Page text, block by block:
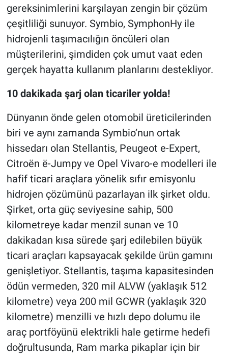
gereksinimlerini karşılayan zengin bir çözüm
çeşitliliği sunuyor. Symbio, SymphonHy ile
hidrojenli taşımacılığın öncüleri olan
müşterilerini, şimdiden çok umut vaat eden
gerçek hayatta kullanım planlarını destekliyor.
10 dakikada şarj olan ticariler yolda!
Dünyanın önde gelen otomobil üreticilerinden
biri ve aynı zamanda Symbio’nun ortak
hissedarı olan Stellantis, Peugeot e-Expert,
Citroën ë-Jumpy ve Opel Vivaro-e modelleri ile
hafif ticari araçlara yönelik sıfır emisyonlu
hidrojen çözümünü pazarlayan ilk şirket oldu.
Şirket, orta güç seviyesine sahip, 500
kilometreye kadar menzil sunan ve 10
dakikadan kısa sürede şarj edilebilen büyük
ticari araçları kapsayacak şekilde ürün gamını
genişletiyor. Stellantis, taşıma kapasitesinden
ödün vermeden, 320 mil ALVW (yaklaşık 512
kilometre) veya 200 mil GCWR (yaklaşık 320
kilometre) menzilli ve hızlı depo dolumu ile
araç portföyünü elektrikli hale getirme hedefi
doğrultusunda, Ram marka pikaplar için bir